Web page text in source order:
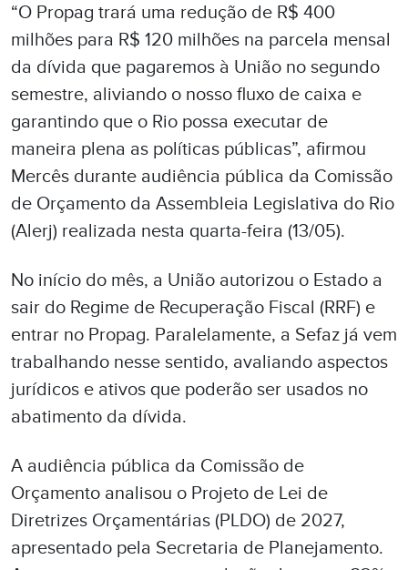
“O Propag trará uma redução de R$ 400
milhões para R$ 120 milhões na parcela mensal
da dívida que pagaremos à União no segundo
semestre, aliviando o nosso fluxo de caixa e
garantindo que o Rio possa executar de
maneira plena as políticas públicas”, afirmou
Mercês durante audiência pública da Comissão
de Orçamento da Assembleia Legislativa do Rio
(Alerj) realizada nesta quarta-feira (13/05).
No início do mês, a União autorizou o Estado a
sair do Regime de Recuperação Fiscal (RRF) e
entrar no Propag. Paralelamente, a Sefaz já vem
trabalhando nesse sentido, avaliando aspectos
jurídicos e ativos que poderão ser usados no
abatimento da dívida.
A audiência pública da Comissão de
Orçamento analisou o Projeto de Lei de
Diretrizes Orçamentárias (PLDO) de 2027,
apresentado pela Secretaria de Planejamento.